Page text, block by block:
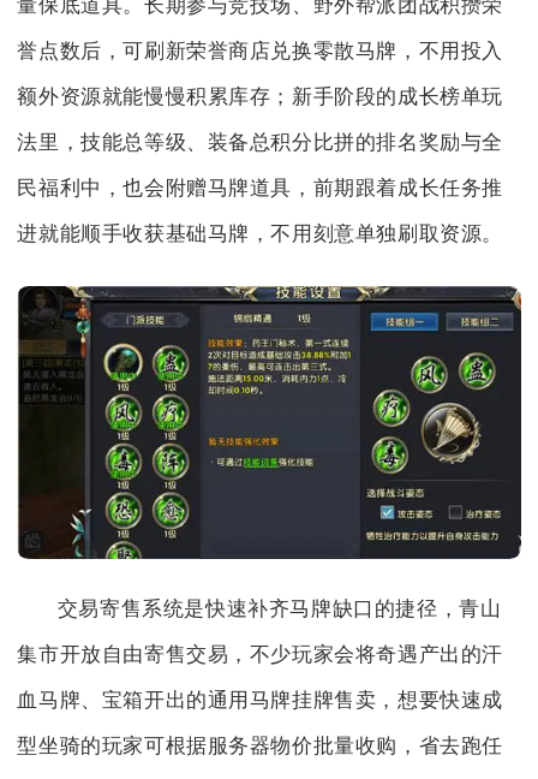
量保底道具。长期参与竞技场、野外帮派团战积攒荣
誉点数后，可刷新荣誉商店兑换零散马牌，不用投入
额外资源就能慢慢积累库存；新手阶段的成长榜单玩
法里，技能总等级、装备总积分比拼的排名奖励与全
民福利中，也会附赠马牌道具，前期跟着成长任务推
进就能顺手收获基础马牌，不用刻意单独刷取资源。
交易寄售系统是快速补齐马牌缺口的捷径，青山
集市开放自由寄售交易，不少玩家会将奇遇产出的汗
血马牌、宝箱开出的通用马牌挂牌售卖，想要快速成
型坐骑的玩家可根据服务器物价批量收购，省去跑任